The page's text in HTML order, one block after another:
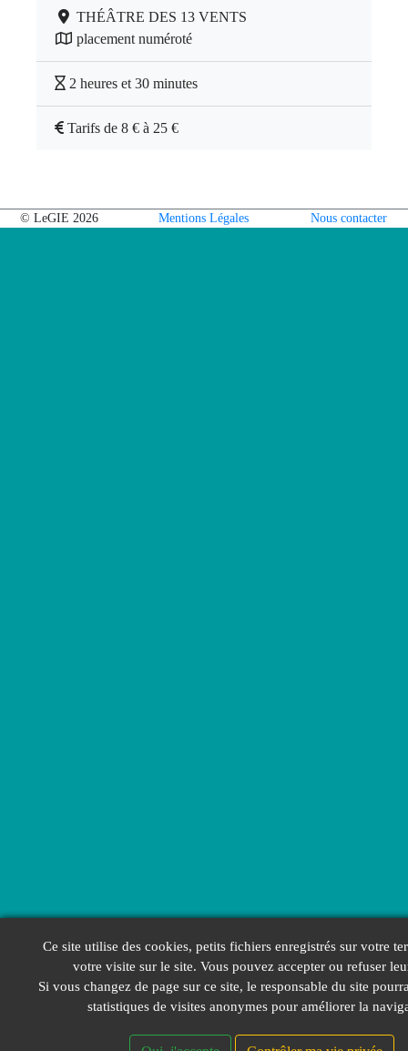
THÉÂTRE DES 13 VENTS
placement numéroté
2 heures et 30 minutes
Tarifs de 8 € à 25 €
Ce site utilise des cookies, petits fichiers enregistrés sur votre
votre visite sur le site. Vous pouvez accepter ou refuser
Si vous changez de page sur ce site, le responsable du site
statistiques de visites anonymes pour améliorer la
© LeGIE 2026 Mentions Légales Nous contacter